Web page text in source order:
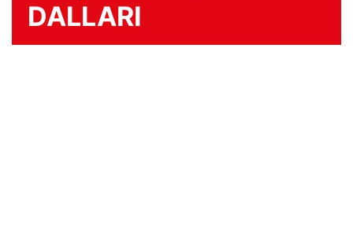
DALLARI